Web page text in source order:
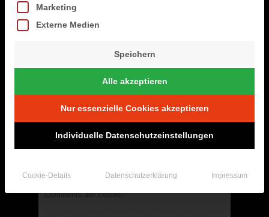
Comments are closed.
Marketing
Externe Medien
Speichern
Alle akzeptieren
Nur essenzielle Cookies akzeptieren
Individuelle Datenschutzeinstellungen
Cookie-Details Datenschutzerklärung Impressum